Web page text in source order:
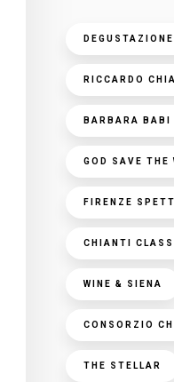
RICCARDO
BARBARA BABI
GOD SAVE THE
FIRENZE
CHIANTI
WINE & SIENA
CONSORZIO
THE STELLAR